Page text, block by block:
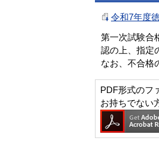
令和7年度
第一次試験合
認の上、指定
なお、不合格
PDF形式のフ
お持ちでない